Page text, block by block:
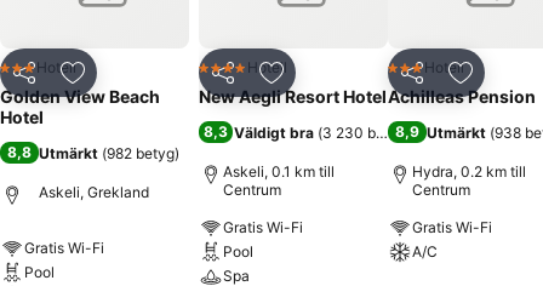
Dela Lägg till i Mina Favoriter
3 Stjärnor
Hotell
Golden View Beach
Hotel
8,8 Utmärkt (982 betyg)
Askeli, Grekland
Gratis Wi-Fi
Pool
Dela Lägg till i Mina Favoriter
4 StjärnorHotell
New Aegli Resort Hotel
8,3 Väldigt bra (3 230 betyg)
Askeli, 0.1 km till
Centrum
Gratis Wi-Fi
Pool
Spa
Dela Lägg till
3 Stjärnor
Hotell
Achilleas Pension
8,9 Utmärkt (938
Hydra, 0.2 km till
Centrum
Gratis Wi-Fi
A/C